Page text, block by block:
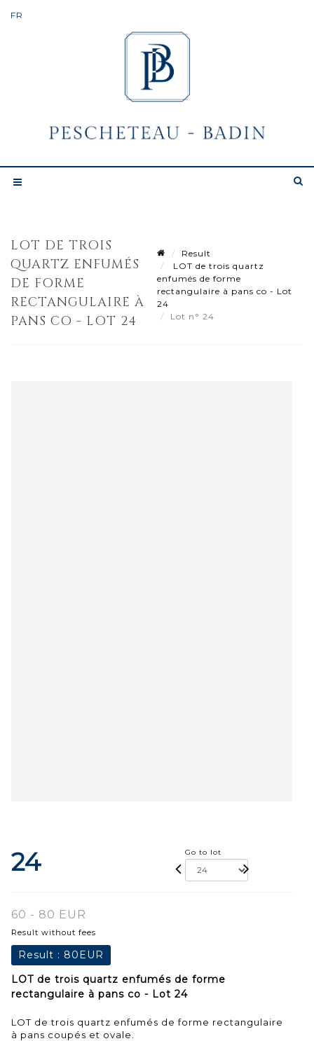
LOT DE TROIS
QUARTZ ENFUMÉS
DE FORME
RECTANGULAIRE À
PANS CO - LOT 24
Result
LOT de trois quartz
enfumés de forme
rectangulaire à pans co - Lot
24
Lot n° 24
24 Go to lot
60 - 80 EUR
Result without fees
Result : 80EUR
LOT de trois quartz enfumés de forme
rectangulaire à pans co - Lot 24
LOT de trois quartz enfumés de forme rectangulaire
à pans coupés et ovale.